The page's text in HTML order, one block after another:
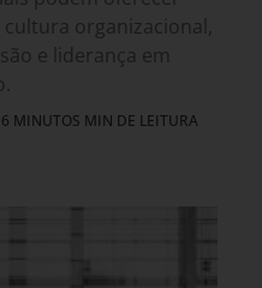
organizacional,
e liderança em
MINUTOS MIN DE LEITURA